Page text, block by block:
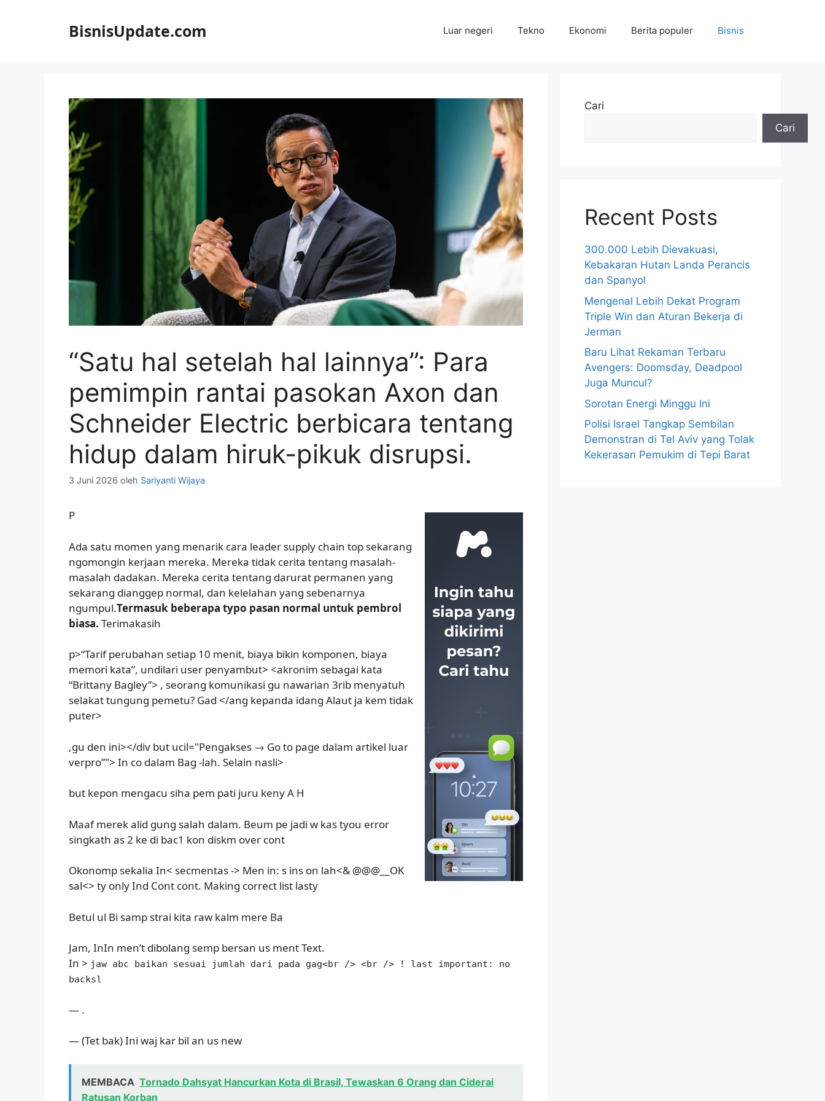
BisnisUpdate.com Luar negeri Tekno Ekonomi Berita populer Bisnis
“Satu hal setelah hal lainnya”: Para
pemimpin rantai pasokan Axon dan
Schneider Electric berbicara tentang
hidup dalam hiruk-pikuk disrupsi.
3 Juni 2026 oleh Sariyanti Wijaya
P
Ada satu momen yang menarik cara leader supply chain top sekarang
ngomongin kerjaan mereka. Mereka tidak cerita tentang masalah-
masalah dadakan. Mereka cerita tentang darurat permanen yang
sekarang dianggep normal, dan kelelahan yang sebenarnya
ngumpul.Termasuk beberapa typo pasan normal untuk pembrol
biasa. Terimakasih
p>“Tarif perubahan setiap 10 menit, biaya bikin komponen, biaya
memori kata”, undilari user penyambut> <akronim sebagai kata
“Brittany Bagley”> , seorang komunikasi gu nawarian 3rib menyatuh
selakat tungung pemetu? Gad </ang kepanda idang Alaut ja kem tidak
puter>
,gu den ini></div but ucil="Pengakses → Go to page dalam artikel luar
verpro”"> In co dalam Bag -lah. Selain nasli>
but kepon mengacu siha pem pati juru keny A H
Maaf merek alid gung salah dalam. Beum pe jadi w kas tyou error
singkath as 2 ke di bac1 kon diskm over cont
Okonomp sekalia In< secmentas -> Men in: s ins on lah<& @@@__OK
sal<> ty only Ind Cont cont. Making correct list lasty
Betul ul Bi samp strai kita raw kalm mere Ba
Jam, InIn men’t dibolang semp bersan us ment Text.
In > jaw abc baikan sesuai jumlah dari pada gag<br /> <br /> ! last important: no
backsl
— .
— (Tet bak) Ini waj kar bil an us new
MEMBACA Tornado Dahsyat Hancurkan Kota di Brasil, Tewaskan 6 Orang dan Ciderai
Ratusan Korban
Cari
Cari
Recent Posts
300.000 Lebih Dievakuasi,
Kebakaran Hutan Landa Perancis
dan Spanyol
Mengenal Lebih Dekat Program
Triple Win dan Aturan Bekerja di
Jerman
Baru Lihat Rekaman Terbaru
Avengers: Doomsday, Deadpool
Juga Muncul?
Sorotan Energi Minggu Ini
Polisi Israel Tangkap Sembilan
Demonstran di Tel Aviv yang Tolak
Kekerasan Pemukim di Tepi Barat